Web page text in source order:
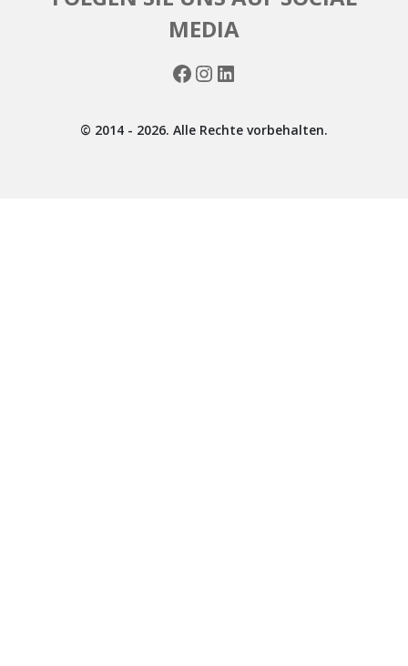
MEDIA
Facebook
Instagram
LinkedIn
© 2014 - 2026. Alle Rechte vorbehalten.